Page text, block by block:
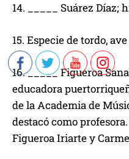
14. _____ Suárez Díaz;
15. Especie de tordo,
16. _____ Figueroa
educadora
de la Academia de
destacó como
Figueroa Iriarte y